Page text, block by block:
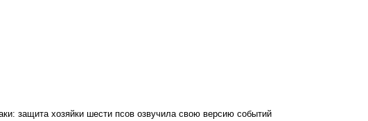
защита хозяйки шести псов озвучила свою версию событий